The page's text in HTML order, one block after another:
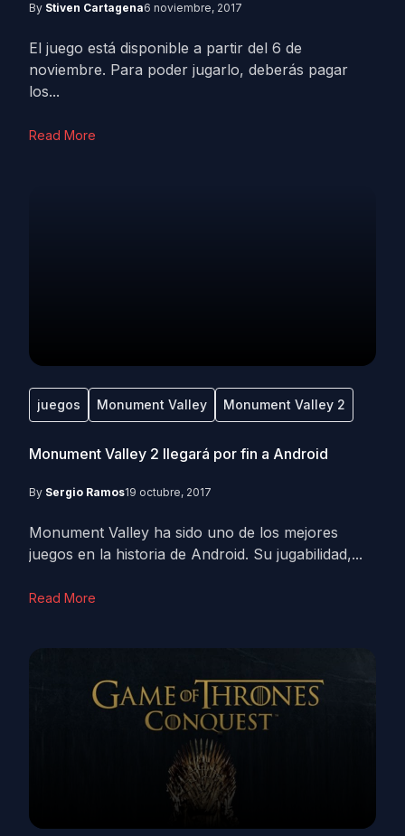
By Stiven Cartagena6 noviembre, 2017
El juego está disponible a partir del 6 de
noviembre. Para poder jugarlo, deberás pagar
los...
Read More
juegos Monument Valley Monument Valley 2
Monument Valley 2 llegará por fin a Android
By Sergio Ramos19 octubre, 2017
Monument Valley ha sido uno de los mejores
juegos en la historia de Android. Su jugabilidad,...
Read More